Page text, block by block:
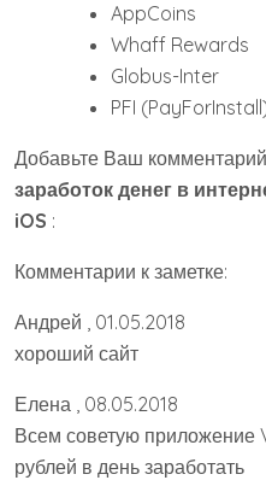
AppCoins
Whaff Rewards
Globus-Inter
PFI
Добавьте Ваш
заработок денег в
iOS :
Комментарии к заметке:
Андрей , 01.05.2018
хороший сайт
Елена , 08.05.2018
Всем советую приложение
рублей в день заработать